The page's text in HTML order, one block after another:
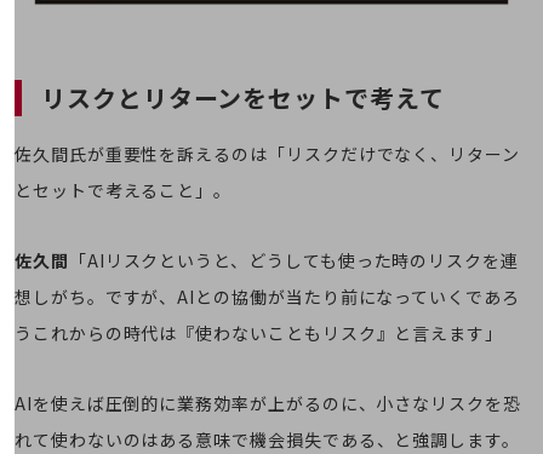
決算公告
基礎的電気通信役務損益明細表
採用情報TOP
新卒採用
人材育成制度
NTTドコモグループ
リスクとリターンをセットで考えて
佐久間氏が重要性を訴えるのは「リスクだけでなく、リターン
とセットで考えること」。
佐久間 「AIリスクというと、どうしても使った時のリスクを連
想しがち。ですが、AIとの協働が当たり前になっていくであろ
うこれからの時代は『使わないこともリスク』と言えます」
AIを使えば圧倒的に業務効率が上がるのに、小さなリスクを恐
れて使わないのはある意味で機会損失である、と強調します。